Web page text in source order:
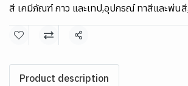
สี เคมีภัณฑ์ กาว และเทป,อุปกรณ์ ทาสีและพ่นสี,
แชร์
Product description